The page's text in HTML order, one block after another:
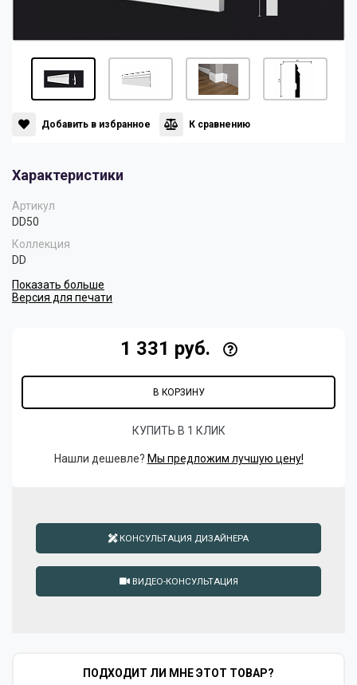
Пилястры
Плинтусы
Скрытое освещение
Нео Классика
Султан
Хай Тек
Цветные плинтусы
Добавить в избранное К сравнению
Характеристики
Артикул
DD50
Коллекция
DD
Показать больше
Версия для печати
1 331 руб.
В КОРЗИНУ
КУПИТЬ В 1 КЛИК
Нашли дешевле? Мы предложим лучшую цену!
КОНСУЛЬТАЦИЯ ДИЗАЙНЕРА
ВИДЕО-КОНСУЛЬТАЦИЯ
ПОДХОДИТ ЛИ МНЕ ЭТОТ ТОВАР?